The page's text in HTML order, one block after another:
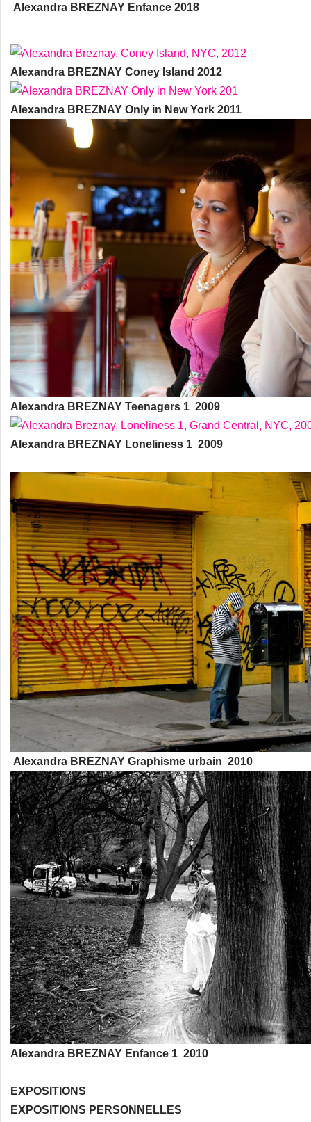
Alexandra BREZNAY Enfance 2018
Alexandra BREZNAY Coney Island 2012
Alexandra BREZNAY Only in New York 2011
Alexandra BREZNAY Teenagers 1 2009
Alexandra BREZNAY Loneliness 1 2009
Alexandra BREZNAY Graphisme urbain 2010
Alexandra BREZNAY Enfance 1 2010
EXPOSITIONS
EXPOSITIONS PERSONNELLES